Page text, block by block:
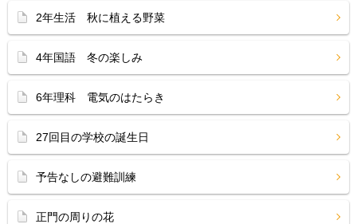
2年生活 秋に植える野菜
4年国語 冬の楽しみ
6年理科 電気のはたらき
27回目の学校の誕生日
予告なしの避難訓練
正門の周りの花